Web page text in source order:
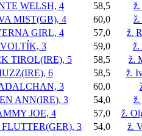
WELSH, 4 58,5
MIST(GB), 4 60,0
GIRL, 4 57,0
ž.
VOLTÍK, 3 59,0
ž.
TIROL(IRE), 5 58,5
ž.
6 58,5
ž.
3 60,0
ANN(IRE), 3 54,0
ž.
JOE, 4 57,0
ž.
3 54,0
ž.